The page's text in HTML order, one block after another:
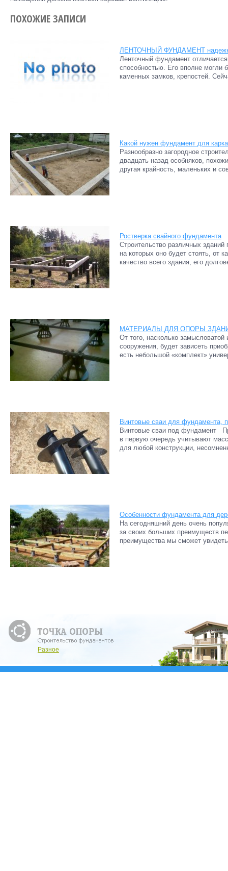
ПОХОЖИЕ ЗАПИСИ
ЛЕНТОЧНЫЙ ФУНДАМЕНТ
Ленточный фундамент
способностью. Его вполне могли
каменных замков, крепостей.
Какой нужен фундамент для
Разнообразно загородное
двадцать назад особняков,
другая крайность, маленьких и
Ростверка свайного фундамента
Строительство различных
на которых оно будет стоять, от
качество всего здания, его
МАТЕРИАЛЫ ДЛЯ ОПОРЫ
От того, насколько замысловатой
сооружения, будет зависеть
есть небольшой «комплект»
Винтовые сваи для фундамента,
Винтовые сваи под фундамент
в первую очередь учитывают
для любой конструкции,
Особенности фундамента для
На сегодняшний день очень
за своих больших преимуществ
преимущества мы сможет
Разное